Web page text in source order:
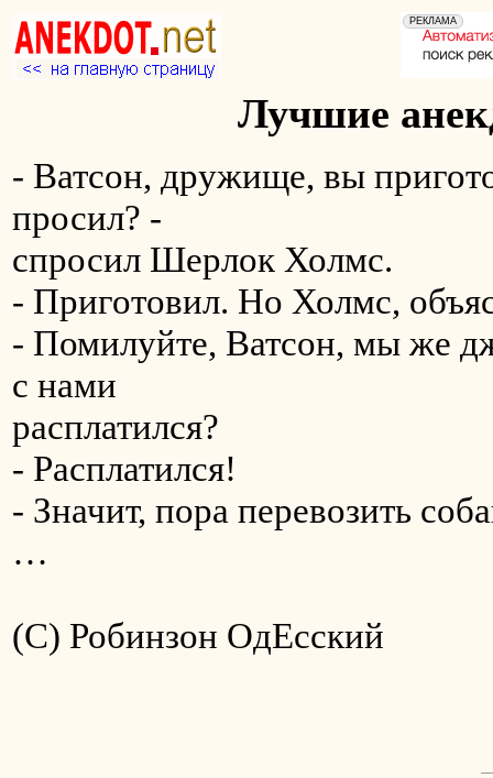
Лучшие
- Ватсон, дружище, вы
просил? -
спросил Шерлок Холмс.
- Приготовил. Но Холмс,
- Помилуйте, Ватсон, мы же
с нами
расплатился?
- Расплатился!
- Значит, пора перевозить
…
(С) Робинзон ОдЕсский